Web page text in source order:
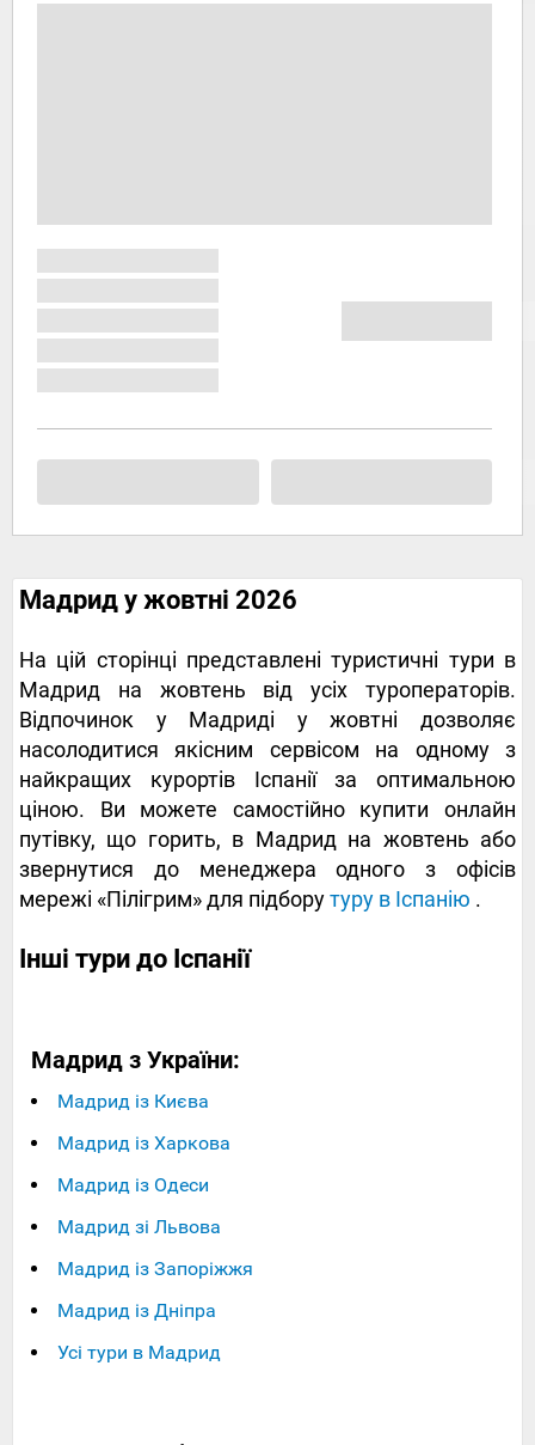
Мадрид у жовтні 2026
На цій сторінці представлені туристичні тури в
Мадрид на жовтень від усіх туроператорів.
Відпочинок у Мадриді у жовтні дозволяє
насолодитися якісним сервісом на одному з
найкращих курортів Іспанії за оптимальною
ціною. Ви можете самостійно купити онлайн
путівку, що горить, в Мадрид на жовтень або
звернутися до менеджера одного з офісів
мережі «Пілігрим» для підборутуру в Іспанію .
Інші тури до Іспанії
Мадрид з України:
Мадрид із Києва
Мадрид із Харкова
Мадрид із Одеси
Мадрид зі Львова
Мадрид із Запоріжжя
Мадрид із Дніпра
Усі тури в Мадрид